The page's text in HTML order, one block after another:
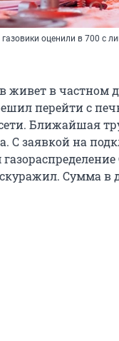
оценили в 700 с
в частном
перейти с
Ближайшая
С заявкой на
Сумма в